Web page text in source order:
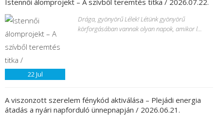
Istennői álomprojekt – A szívből teremtés titka / 2026.07.22.
22Jul
Drága, gyönyörű Lélek! Létünk gyönyörű
körforgásában vannak olyan napok, amikor l...
A viszonzott szerelem fénykód aktiválása – Plejádi energia
átadás a nyári napforduló ünnepnapján / 2026.06.21.